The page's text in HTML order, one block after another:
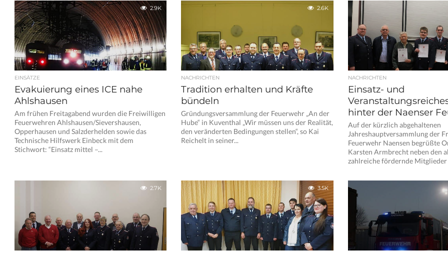
2.9K
EINSÄTZE
Evakuierung eines ICE nahe
Ahlshausen
Am frühen Freitagabend wurden die Freiwilligen
Feuerwehren Ahlshausen/Sievershausen,
Opperhausen und Salzderhelden sowie das
Technische Hilfswerk Einbeck mit dem
Stichwort: “Einsatz mittel –...
2.6K
NACHRICHTEN
Tradition erhalten und Kräfte
bündeln
Gründungsversammlung der Feuerwehr „An der
Hube“ in Kuventhal „Wir müssen uns der Realität,
den veränderten Bedingungen stellen“, so Kai
Reichelt in seiner...
NACHRICHTEN
Einsatz- und
hinter der Naenser
Auf der kürzlich abgehaltenen
Jahreshauptversammlung der
Feuerwehr Naensen begrüßte
Karsten Armbrecht neben den
zahlreiche fördernde Mitglieder
2.7K 3.5K